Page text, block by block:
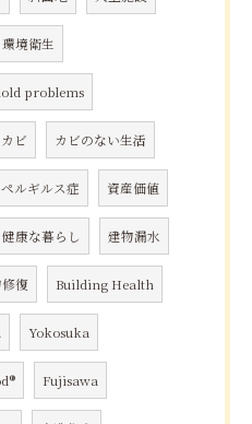
環境衛生
problems
ビ カビのない生活
ルギルス症 資産価値
健康な暮らし 建物漏水
復 Building Health
Yokosuka
Fujisawa